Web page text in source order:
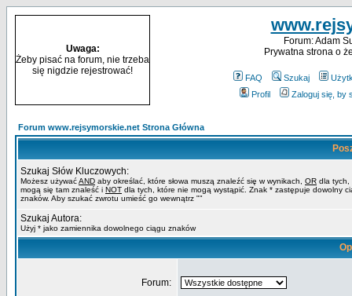
Uwaga:
Żeby pisać na forum, nie trzeba
się nigdzie rejestrować!
Forum: Adam
Prywatna strona o
FAQ Szukaj
Profil
Zaloguj się, by
Forum www.rejsymorskie.net Strona Główna
Szukaj Słów Kluczowych:
Możesz używaćAND aby określać, które słowa muszą znaleźć się w wynikach, OR dla tych,
mogą się tam znaleść i NOT dla tych, które nie mogą wystąpić. Znak * zastępuje dowolny
znaków. Aby szukać zwrotu umieść go wewnątrz ""
Szukaj Autora:
Użyj * jako zamiennika dowolnego ciągu znaków
Forum: